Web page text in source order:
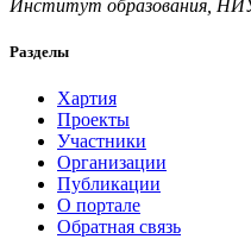
Институт образования,
Разделы
Хартия
Проекты
Участники
Организации
Публикации
О портале
Обратная связь